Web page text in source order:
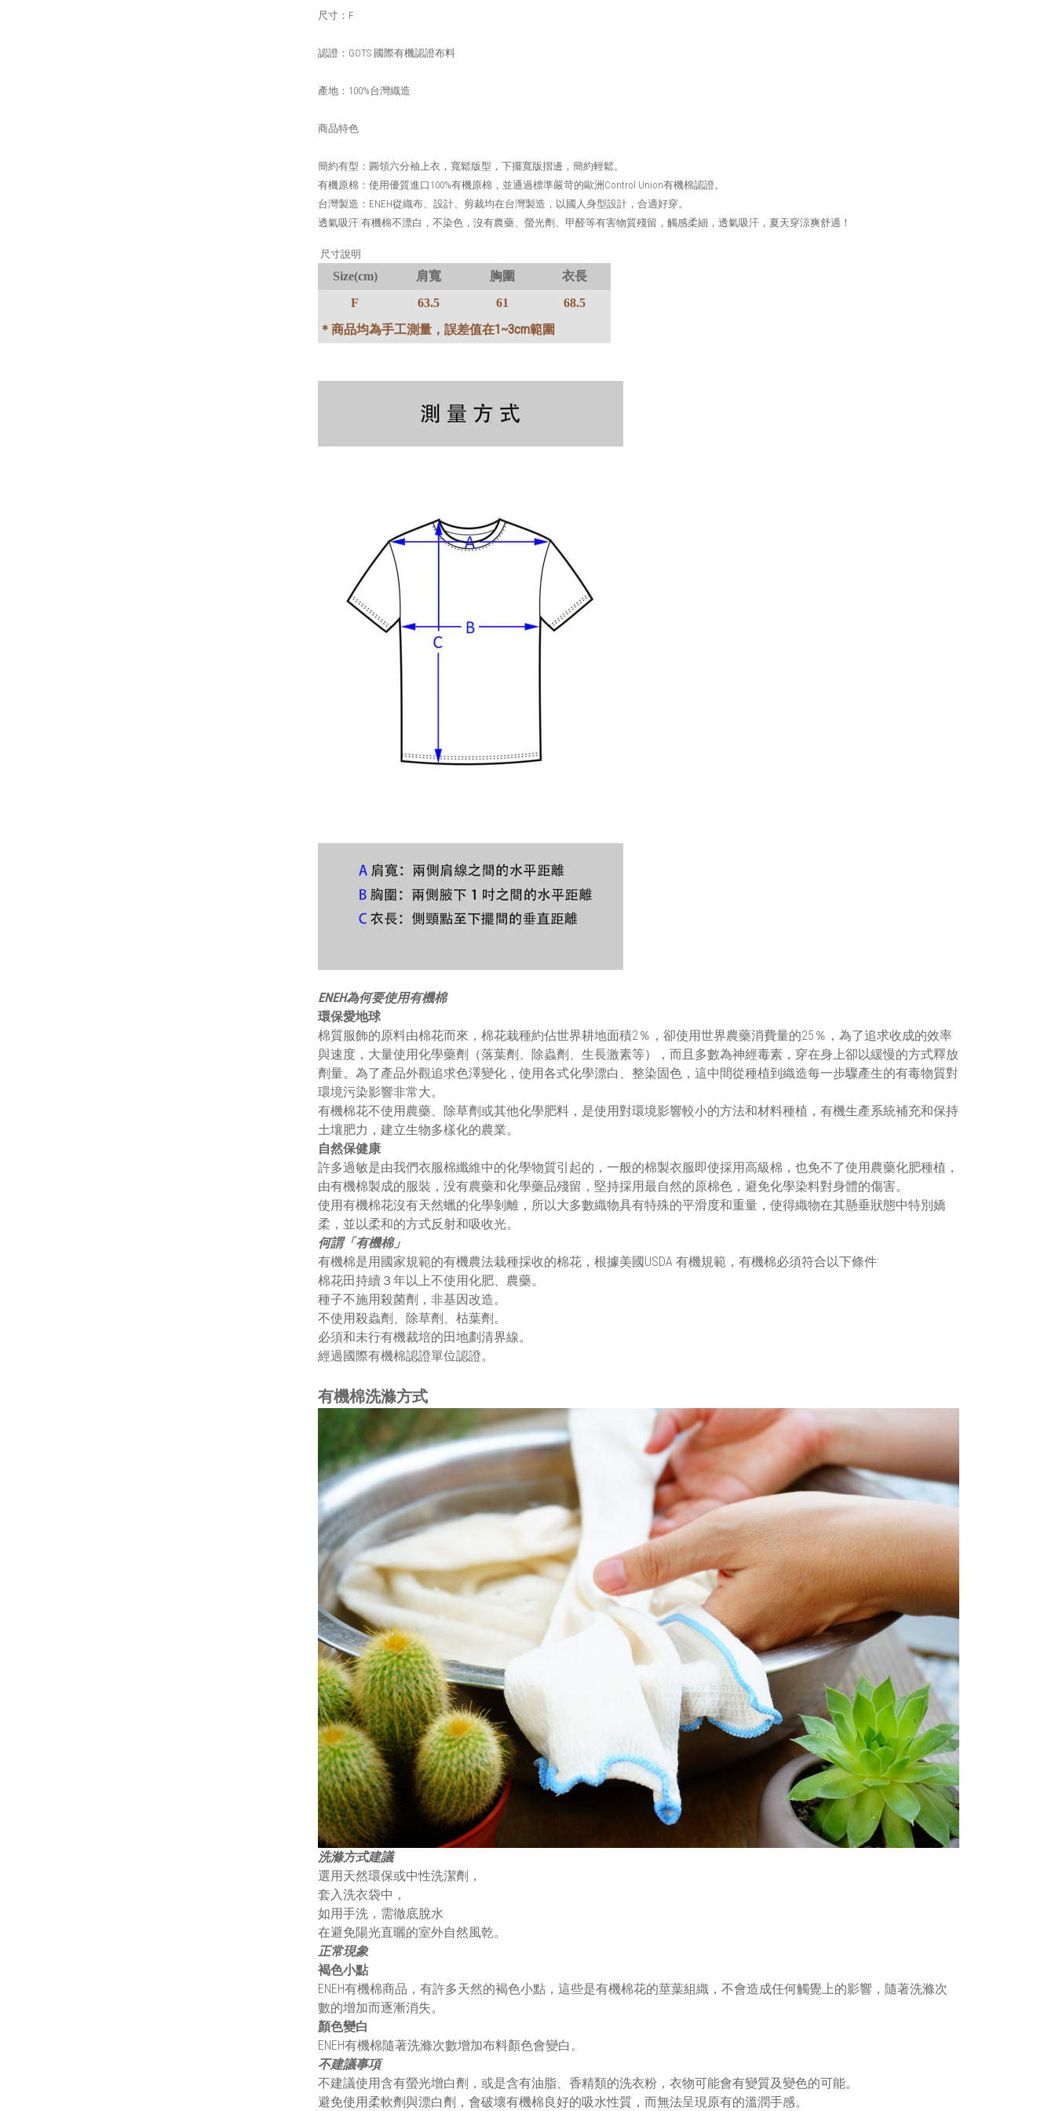
尺寸： F
認證： GOTS 國際有機認證布料
產地： 100%台灣織造
商品特色
簡約有型：圓領六分袖上衣，寬鬆版型，下擺寬版摺邊，簡約輕鬆。
有機原棉：使用優質進口 100%有機原棉，並通過標準嚴苛的歐洲 Control Union有機棉認證。
台灣製造： ENEH從織布、設計、剪裁均在台灣製造，以國人身型設計，合適好穿。
透氣吸汗:有機棉不漂白，不染色，沒有農藥、螢光劑、甲醛等有害物質殘留，觸感柔細，透氣吸汗，夏天穿涼爽舒適！
尺寸說明
Size(cm) 肩寬 胸圍
衣長
F
63.5 61
68.5
＊商品均為手工測量，誤差值在1~3cm範圍
ENEH為何要使用有機棉
環保愛地球
棉質服飾的原料由棉花而來，棉花栽種約佔世界耕地面積2％，卻使用世界農藥消費量的25％，為了追求收成的效率
與速度，大量使用化學藥劑（落葉劑、除蟲劑、生長激素等），而且多數為神經毒素，穿在身上卻以緩慢的方式釋放
劑量。為了產品外觀追求色澤變化，使用各式化學漂白、整染固色，這中間從種植到織造每一步驟產生的有毒物質對
環境污染影響非常大。
有機棉花不使用農藥、除草劑或其他化學肥料，是使用對環境影響較小的方法和材料種植，有機生產系統補充和保持
土壤肥力，建立生物多樣化的農業。
自然保健康
許多過敏是由我們衣服棉纖維中的化學物質引起的，一般的棉製衣服即使採用高級棉，也免不了使用農藥化肥種植，
由有機棉製成的服裝，没有農藥和化學藥品殘留，堅持採用最自然的原棉色，避免化學染料對身體的傷害。
使用有機棉花沒有天然蠟的化學剝離，所以大多數織物具有特殊的平滑度和重量，使得織物在其懸垂狀態中特別嬌
柔，並以柔和的方式反射和吸收光。
何謂「有機棉」
有機棉是用國家規範的有機農法栽種採收的棉花，根據美國USDA 有機規範，有機棉必須符合以下條件:
棉花田持續３年以上不使用化肥、農藥。
種子不施用殺菌劑，非基因改造。
不使用殺蟲劑、除草劑、枯葉劑。
必須和未行有機裁培的田地劃清界線。
經過國際有機棉認證單位認證。
有機棉洗滌方式
洗滌方式建議
選用天然環保或中性洗潔劑，
套入洗衣袋中，
如用手洗，需徹底脫水
在避免陽光直曬的室外自然風乾。
正常現象
褐色小點
ENEH有機棉商品，有許多天然的褐色小點，這些是有機棉花的莖葉組織，不會造成任何觸覺上的影響，隨著洗滌次
數的增加而逐漸消失。
顏色變白
ENEH有機棉隨著洗滌次數增加布料顏色會變白。
不建議事項
不建議使用含有螢光增白劑，或是含有油脂、香精類的洗衣粉，衣物可能會有變質及變色的可能。
避免使用柔軟劑與漂白劑，會破壞有機棉良好的吸水性質，而無法呈現原有的溫潤手感。